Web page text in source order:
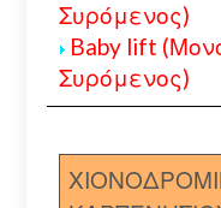
Συρόμενος)
Baby lift
Συρόμενος)